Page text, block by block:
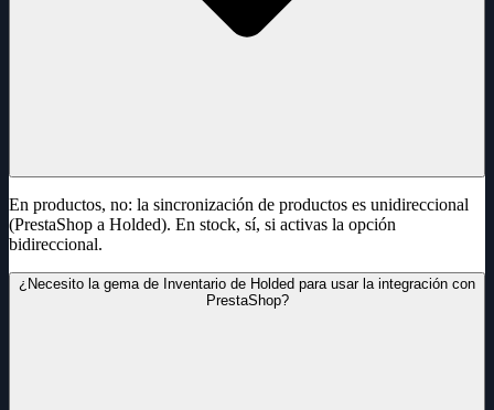
En productos, no: la sincronización de productos es unidireccional
(PrestaShop a Holded). En stock, sí, si activas la opción
bidireccional.
¿Necesito la gema de Inventario de Holded para usar la integración con
PrestaShop?